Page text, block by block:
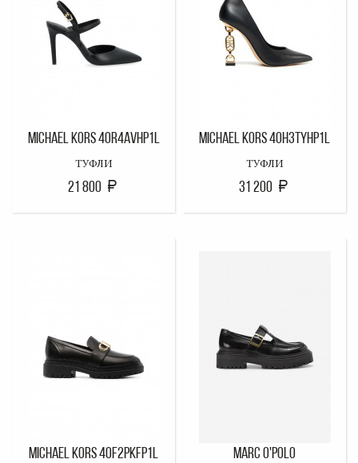
MICHAEL KORS 40R4AVHP1L
ТУФЛИ
21 800
MICHAEL KORS 40H3TYHP1L
ТУФЛИ
31 200
MICHAEL KORS 40F2PKFP1L
MARC O'POLO